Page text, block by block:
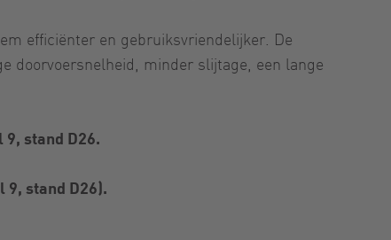
efficiënter en gebruiksvriendelijker. De
doorvoersnelheid, minder slijtage, een lange
stand D26.
stand D26).